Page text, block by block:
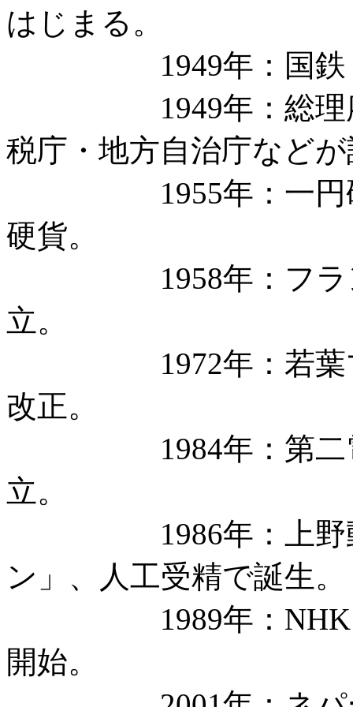
はじまる。
1949年：国鉄・
1949年：総理府・
税庁・地方自治庁など
1955年：一円硬貨
硬貨。
1958年：フランス
立。
1972年：若葉マー
改正。
1984年：第二電電
立。
1986年：上野動
ン」、人工受精で誕生。
1989年：NHK、衛
開始。